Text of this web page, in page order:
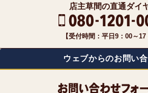
店主草間の直通ダイ
【受付時間：平日9：00～17
ウェブからのお問い